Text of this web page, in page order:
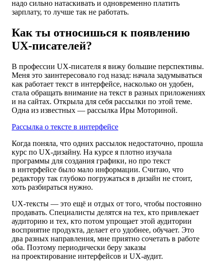
надо сильно натаскивать и одновременно платить
зарплату, то лучше так не работать.
Как ты относишься к появлению
UX-писателей?
В профессии UX-писателя я вижу большие перспективы.
Меня это заинтересовало год назад: начала задумываться
как работает текст в интерфейсе, насколько он удобен,
стала обращать внимание на текст в разных приложениях
и на сайтах. Открыла для себя рассылки по этой теме.
Одна из известных — рассылка Иры Моториной.
Рассылка о тексте в интерфейсе
Когда поняла, что одних рассылок недостаточно, прошла
курс по UX-дизайну. На курсе я плотно изучала
программы для создания графики, но про текст
в интерфейсе было мало информации. Считаю, что
редактору так глубоко погружаться в дизайн не стоит,
хоть разбираться нужно.
UX-тексты — это ещё и отдых от того, чтобы постоянно
продавать. Специалисты делятся на тех, кто привлекает
аудиторию и тех, кто потом упрощает этой аудитории
восприятие продукта, делает его удобнее, обучает. Это
два разных направления, мне приятно сочетать в работе
оба. Поэтому периодически беру заказы
на проектирование интерфейсов и UX-аудит.